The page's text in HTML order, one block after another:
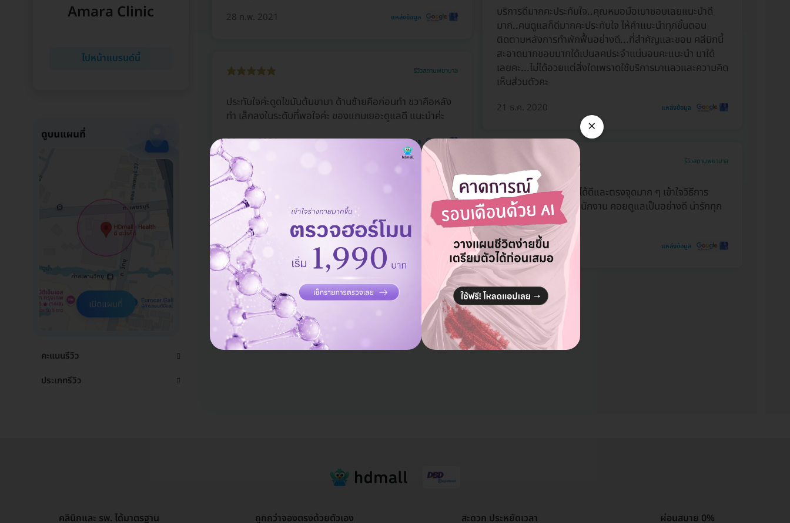
Amara Clinic
ไปหน้าแบรนด์นี้
คะแนนรีวิว
ประเภทรีวิว
28 ก.พ. 2021 แหล่งข้อมูล
รีวิวสถานพยาบาล
ประทับใจค่ะดูดไขมันต้นขามา ด้านซ้ายคือก่อนทำ ขวาคือหลัง
ทำ เล็กลงในระดับที่พอใจค่ะ ของแถมเยอะดูแลดี แนะนำค่ะ
20 ก.พ. 2021 แหล่งข้อมูล
รีวิวสถานพยาบาล
ดูดไขมันท้องบน-ล่างกับหมอมะปราง ผลออกมาคือดีมากกก
คุณหมอเป็นกันเอง พี่พนักงานบริการดีมาก ที่สำคัญคลีนิก
สะอาดและสวยมากกกก ใครอยากดูดไขมันแนะนำที่นี่เลยค่ะ
บริการดีมากคะประทับใจ..คุณหมอมือเบาชอบเลยแนะนำดี
มาก..คนดูแลก็ดีมากคะประทับใจ ไห้คำเเนะนำทุกขั้นตอน
ติดตามหลังการทำพักฟื้นอย่างดี...ที่สำคัญเเละชอบ คลีนิกนี้
สะอาดมากชอบมากใด้เปนลคประจำเเน่นอนคะแนะนำ มาใด้
เลยคะ...ไม่ได้อวยเเต่สิ่งใดเพราดใช้บริการมาเเลวเเละความคิด
เห็นส่วนตัวคะ
21 ธ.ค. 2020 แหล่งข้อมูล
รีวิวสถานพยาบาล
ทีมแพทย์ให้คำปรึกษาได้ดีและตรงจุดมาก ๆ เข้าใจวิธีการ
รักษาต่าง ๆ มากขึ้น พนักงาน คอยดูแลเป็นอย่างดี น่ารักทุก
ท่านเลยค่ะ : )
10 ธ.ค. 2020 แหล่งข้อมูล
ดูรีวิวทั้งหมด
คลินิกและ รพ. ได้มาตรฐาน ถูกกว่าจองตรงด้วยตัวเอง สะดวก ประหยัดเวลา ผ่อนสบาย 0%
×